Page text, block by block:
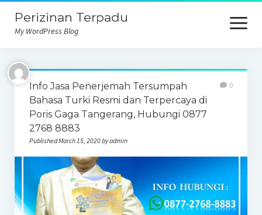
Perizinan Terpadu
My WordPress Blog
open
menu
Info Jasa Penerjemah Tersumpah
Bahasa Turki Resmi dan Terpercaya di
Poris Gaga Tangerang, Hubungi 0877
2768 8883
Published March 15, 2020 by admin
0